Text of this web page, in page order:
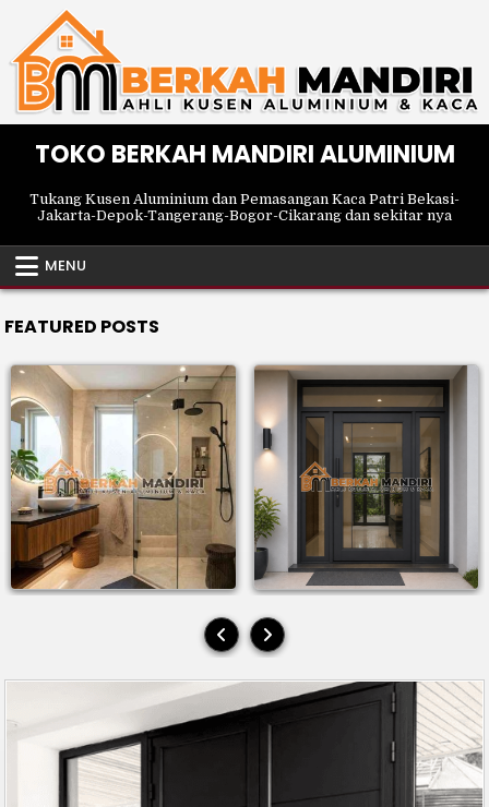
content
TOKO BERKAH MANDIRI ALUMINIUM
Tukang Kusen Aluminium dan Pemasangan Kaca Patri Bekasi-
Jakarta-Depok-Tangerang-Bogor-Cikarang dan sekitar nya
MENU
FEATURED POSTS